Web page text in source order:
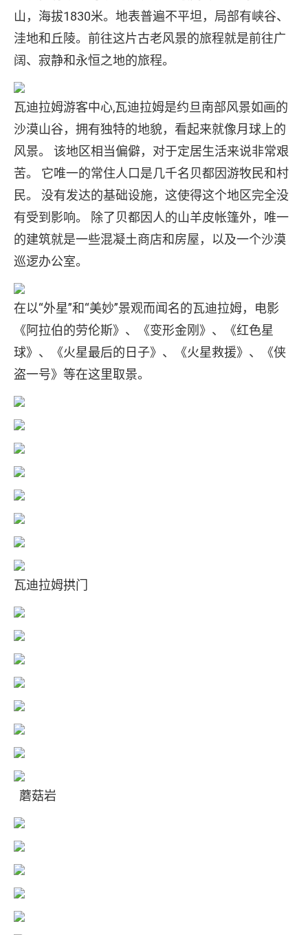
山，海拔1830米。地表普遍不平坦，局部有峡谷、
洼地和丘陵。前往这片古老风景的旅程就是前往广
阔、寂静和永恒之地的旅程。
瓦迪拉姆游客中心,瓦迪拉姆是约旦南部风景如画的
沙漠山谷，拥有独特的地貌，看起来就像月球上的
风景。 该地区相当偏僻，对于定居生活来说非常艰
苦。 它唯一的常住人口是几千名贝都因游牧民和村
民。 没有发达的基础设施，这使得这个地区完全没
有受到影响。 除了贝都因人的山羊皮帐篷外，唯一
的建筑就是一些混凝土商店和房屋，以及一个沙漠
巡逻办公室。
在以“外星”和“美妙”景观而闻名的瓦迪拉姆，电影
《阿拉伯的劳伦斯》、《变形金刚》、《红色星
球》、《火星最后的日子》、《火星救援》、《侠
盗一号》等在这里取景。
瓦迪拉姆拱门
蘑菇岩